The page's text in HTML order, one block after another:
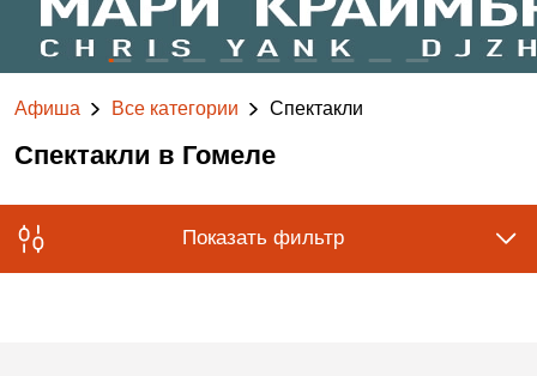
Афиша Все категории Спектакли
Спектакли в Гомеле
Показать фильтр